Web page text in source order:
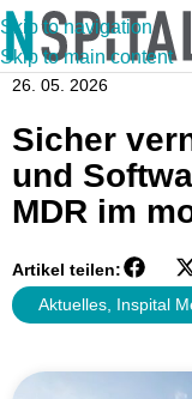
Skip to navigation
Skip to main content
26. 05. 2026
Sicher
und
MDR im
Artikel teilen:
Aktuelles, Inspital